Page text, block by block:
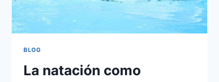
BLOG
La natación como